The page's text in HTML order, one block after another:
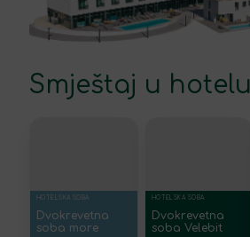
Smještaj u hotelu
HOTELSKA SOBA
Dvokrevetna
soba more
HOTELSKA SOBA
Dvokrevetna
soba Velebit